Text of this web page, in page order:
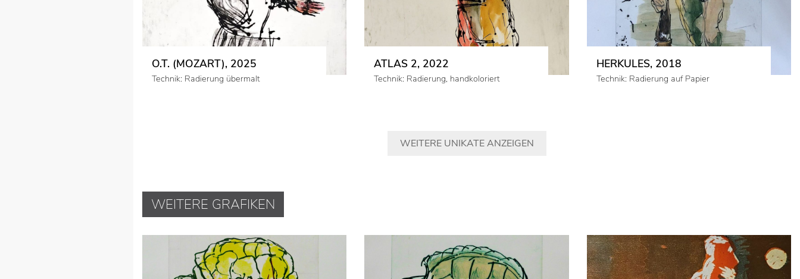
O.T. (MOZART), 2025
Technik: Radierung übermalt
ATLAS 2, 2022
Technik: Radierung, handkoloriert
HERKULES, 2018
Technik: Radierung auf Papier
WEITERE UNIKATE ANZEIGEN
WEITERE GRAFIKEN